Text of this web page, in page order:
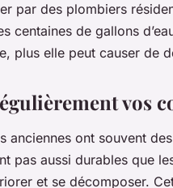
par des plombiers
centaines de gallons
plus elle peut causer de
vos
anciennes ont souvent
pas aussi durables que
et se décomposer.